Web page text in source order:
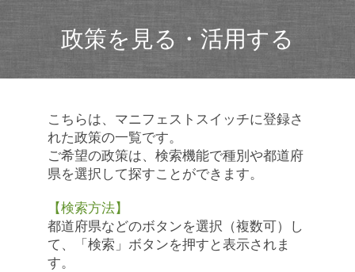
政策を見る・活用する
こちらは、マニフェストスイッチに登録さ
れた政策の一覧です。
ご希望の政策は、検索機能で種別や都道府
県を選択して探すことができます。
【検索方法】
都道府県などのボタンを選択（複数可）し
て、「検索」ボタンを押すと表示されま
す。